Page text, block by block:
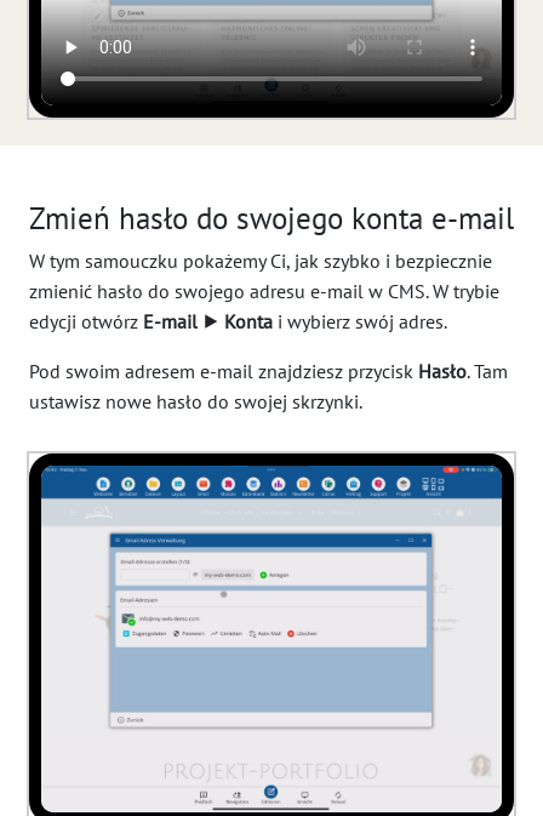
Zmień hasło do swojego konta e-mail
W tym samouczku pokażemy Ci, jak szybko i bezpiecznie
zmienić hasło do swojego adresu e-mail w CMS. W trybie
edycji otwórz E-mail ⯈ Konta i wybierz swój adres.
Pod swoim adresem e-mail znajdziesz przycisk Hasło. Tam
ustawisz nowe hasło do swojej skrzynki.